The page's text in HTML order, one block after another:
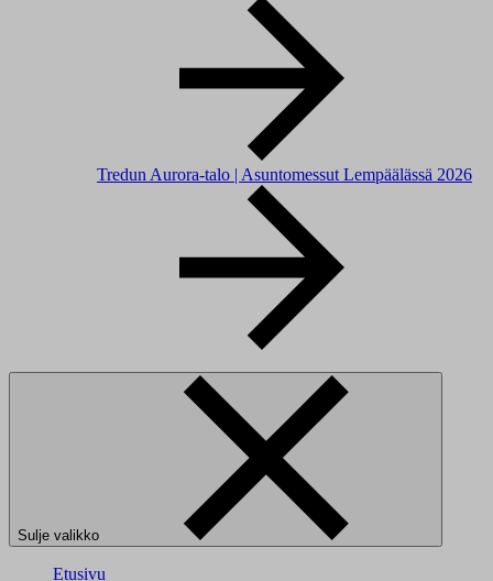
Tredun Aurora-talo | Asuntomessut Lempäälässä 2026
Sulje valikko
Etusivu